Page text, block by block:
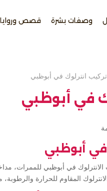
وصفات بشرة قصص
تركيب انترلوك في أبوظبي
في أبوظبي
في أبوظبي
الانترلوك في أبوظبي للممرات،
المقاوم للحرارة